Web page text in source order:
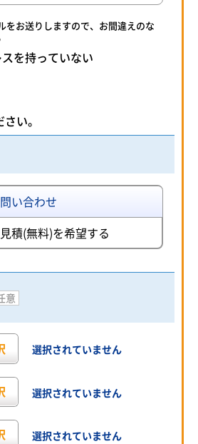
をお送りしますので、お間違えのな
を持っていない
い。
い合わせ
積(無料)を希望する
意
選択されていません
選択されていません
選択されていません